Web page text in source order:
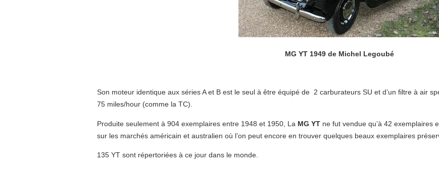
MG YT 1949 de Michel Legoubé
Son moteur identique aux séries A et B est le seul à être équipé de 2 carburateurs SU et d’un filtre à air
75 miles/hour (comme la TC).
Produite seulement à 904 exemplaires entre 1948 et 1950, La MG YT ne fut vendue qu’à 42 exemplaires
sur les marchés américain et australien où l’on peut encore en trouver quelques beaux exemplaires
135 YT sont répertoriées à ce jour dans le monde.